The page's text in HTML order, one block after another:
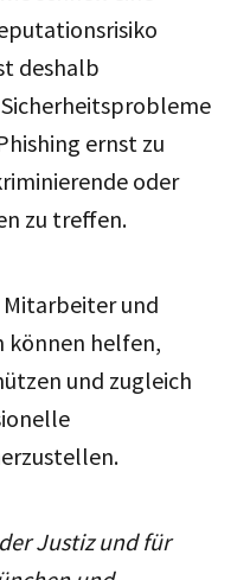
deshalb
ernst zu
oder
zu treffen.
Mitarbeiter und
helfen,
und zugleich
Justiz und für